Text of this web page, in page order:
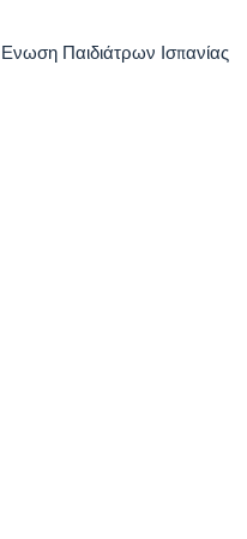
Ενωση Παιδιάτρων Ισπανίας